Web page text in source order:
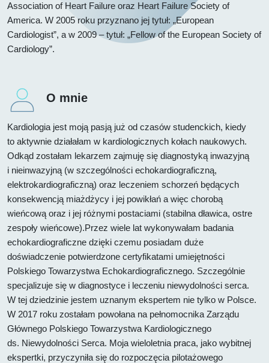
Association of Heart Failure oraz Heart Failure Society of
America. W 2005 roku przyznano jej tytuł: „European
Cardiologist”, a w 2009 – tytuł: „Fellow of the European Society of
Cardiology”.
O mnie
Kardiologia jest moją pasją już od czasów studenckich, kiedy
to aktywnie działałam w kardiologicznych kołach naukowych.
Odkąd zostałam lekarzem zajmuję się diagnostyką inwazyjną
i nieinwazyjną (w szczególności echokardiograficzną,
elektrokardiograficzną) oraz leczeniem schorzeń będących
konsekwencją miażdżycy i jej powikłań a więc chorobą
wieńcową oraz i jej różnymi postaciami (stabilna dławica, ostre
zespoły wieńcowe).Przez wiele lat wykonywałam badania
echokardiograficzne dzięki czemu posiadam duże
doświadczenie potwierdzone certyfikatami umiejętności
Polskiego Towarzystwa Echokardiograficznego. Szczególnie
specjalizuje się w diagnostyce i leczeniu niewydolności serca.
W tej dziedzinie jestem uznanym ekspertem nie tylko w Polsce.
W 2017 roku zostałam powołana na pełnomocnika Zarządu
Głównego Polskiego Towarzystwa Kardiologicznego
ds. Niewydolności Serca. Moja wieloletnia praca, jako wybitnej
ekspertki, przyczyniła się do rozpoczęcia pilotażowego